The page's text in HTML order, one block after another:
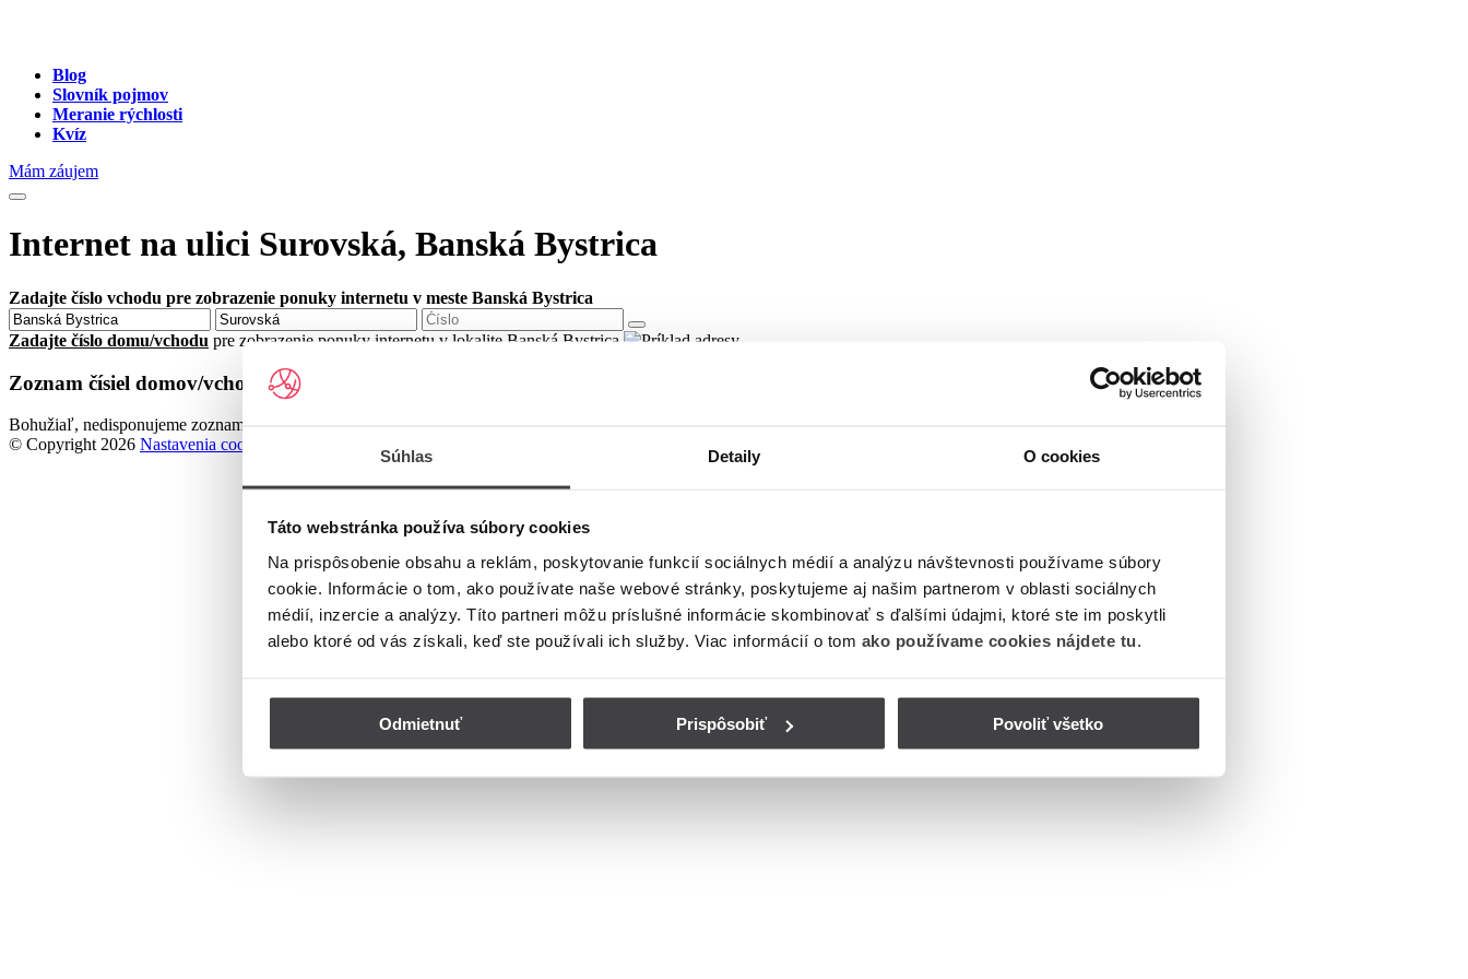
Súhlas Detaily O cookies
Táto webstránka používa súbory cookies
Na prispôsobenie obsahu a reklám, poskytovanie funkcií sociálnych médií a analýzu návštevnosti používame súbory
cookie. Informácie o tom, ako používate naše webové stránky, poskytujeme aj našim partnerom v oblasti sociálnych
médií, inzercie a analýzy. Títo partneri môžu príslušné informácie skombinovať s ďalšími údajmi, ktoré ste im poskytli
alebo ktoré od vás získali, keď ste používali ich služby. Viac informácií o tom ako používame cookies nájdete tu.
Odmietnuť Prispôsobiť Povoliť všetko
Blog
Slovník pojmov
Meranie rýchlosti
Kvíz
Mám záujem
Internet na ulici Surovská, Banská Bystrica
Zadajte číslo vchodu pre zobrazenie ponuky internetu v meste Banská Bystrica
Zadajte číslo domu/vchodu pre zobrazenie ponuky internetu v lokalite Banská Bystrica
Zoznam čísiel domov/vchodov na ulici Surovská v meste Banská Bystrica
Bohužiaľ, nedisponujeme zoznamom dostupných čísiel vchodov na ulici Surovská v meste Banská Bystrica.
© Copyright 2026 Nastavenia cookies